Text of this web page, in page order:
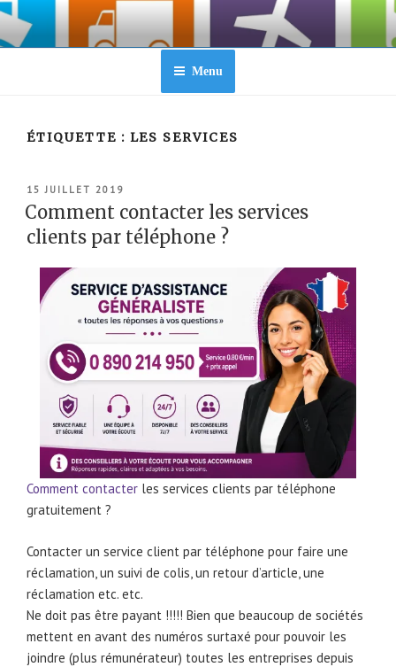
Aller
contenu
Menu
ÉTIQUETTE : LES SERVICES
PUBLIÉ
LE
15 JUILLET 2019
Comment contacter les services
clients par téléphone ?
Comment contacter les services clients par téléphone
gratuitement ?
Contacter un service client par téléphone pour faire une
réclamation, un suivi de colis, un retour d’article, une
réclamation etc. etc.
Ne doit pas être payant !!!!! Bien que beaucoup de sociétés
mettent en avant des numéros surtaxé pour pouvoir les
joindre (plus rémunérateur) toutes les entreprises depuis